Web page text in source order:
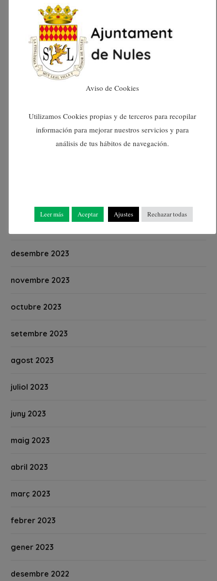
setembre 2024
agost 2024
juliol 2024
maig 2024
desembre 2023
novembre 2023
octubre 2023
setembre 2023
agost 2023
juliol 2023
juny 2023
maig 2023
abril 2023
març 2023
febrer 2023
gener 2023
desembre 2022
Aviso de Cookies
Utilizamos Cookies propias y de terceros para recopilar
información para mejorar nuestros servicios y para
análisis de tus hábitos de navegación.
Leer más Aceptar Ajustes Rechazar todas